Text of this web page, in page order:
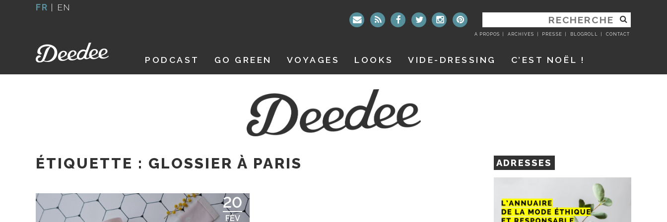
FR | EN
RECHERCHER
:
A PROPOS ARCHIVES PRESSE BLOGROLL CONTACT
PODCAST GO GREEN VOYAGES LOOKS VIDE-DRESSING C’EST NOËL !
ÉTIQUETTE : GLOSSIER À PARIS
20
FÉV
ADRESSES